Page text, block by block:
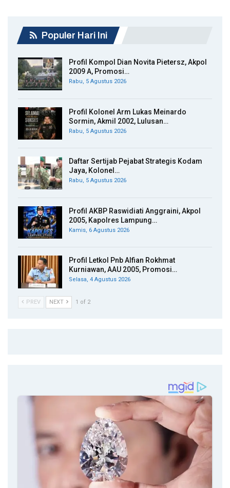
Populer Hari Ini
Profil Kompol Dian Novita Pietersz, Akpol
2009 A, Promosi…
Rabu, 5 Agustus 2026
Profil Kolonel Arm Lukas Meinardo
Sormin, Akmil 2002, Lulusan…
Rabu, 5 Agustus 2026
Daftar Sertijab Pejabat Strategis Kodam
Jaya, Kolonel…
Rabu, 5 Agustus 2026
Profil AKBP Raswidiati Anggraini, Akpol
2005, Kapolres Lampung…
Kamis, 6 Agustus 2026
Profil Letkol Pnb Alfian Rokhmat
Kurniawan, AAU 2005, Promosi…
Selasa, 4 Agustus 2026
PREV NEXT 1 of 2